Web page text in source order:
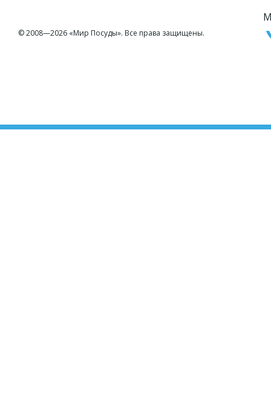
© 2008—2026 «Мир Посуды». Все права защищены.